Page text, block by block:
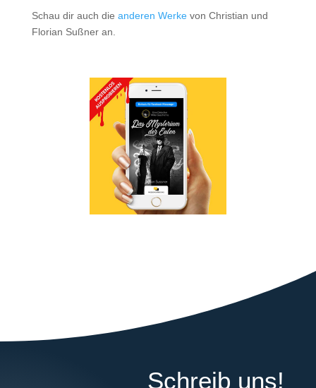
Schau dir auch die anderen Werkevon Christian und
Florian Sußner an.
Schreib uns!